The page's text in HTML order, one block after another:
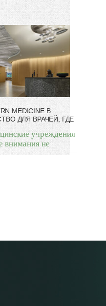
MEDICINE В
ДЛЯ ВРАЧЕЙ, ГДЕ
учреждения
внимания не